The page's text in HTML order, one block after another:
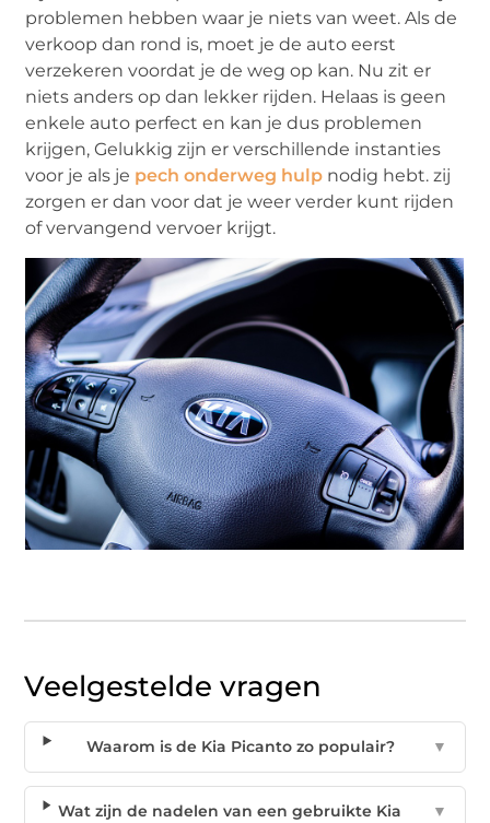
problemen hebben waar je niets van weet. Als de
verkoop dan rond is, moet je de auto eerst
verzekeren voordat je de weg op kan. Nu zit er
niets anders op dan lekker rijden. Helaas is geen
enkele auto perfect en kan je dus problemen
krijgen, Gelukkig zijn er verschillende instanties
voor je als je pech onderweg hulp nodig hebt. zij
zorgen er dan voor dat je weer verder kunt rijden
of vervangend vervoer krijgt.
Veelgestelde vragen
Waarom is de Kia Picanto zo populair? ▼
Wat zijn de nadelen van een gebruikte Kia
▼